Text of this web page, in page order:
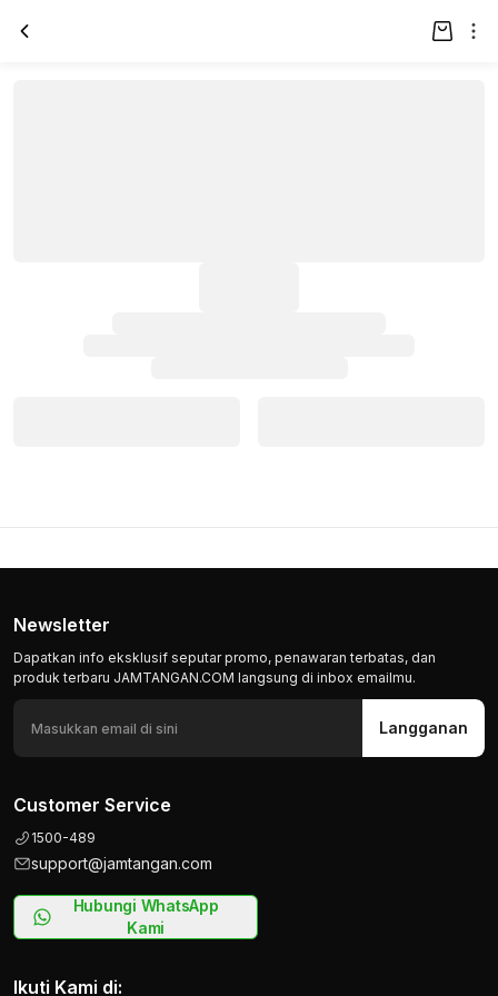
Newsletter
Dapatkan info eksklusif seputar promo, penawaran terbatas, dan
produk terbaru JAMTANGAN.COM langsung di inbox emailmu.
Langganan
Customer Service
1500-489
support@jamtangan.com
Hubungi WhatsApp
Kami
Ikuti Kami di: